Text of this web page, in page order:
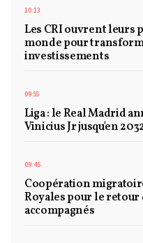
10:13
Les CRI ouvrent leurs
monde pour
investissements
09:55
Liga : le Real Madrid
Vinicius Jr jusqu'en
09:45
Coopération
Royales pour le
accompagnés